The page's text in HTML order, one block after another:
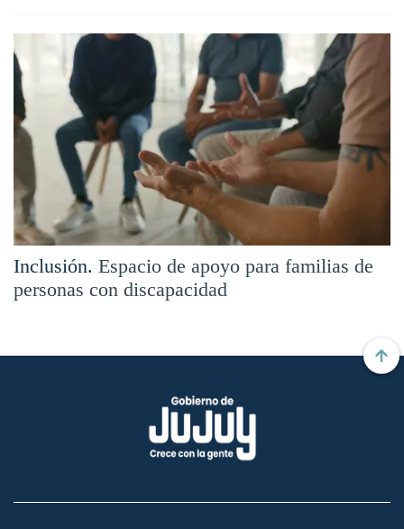
Inclusión. Espacio de apoyo para familias de
personas con discapacidad